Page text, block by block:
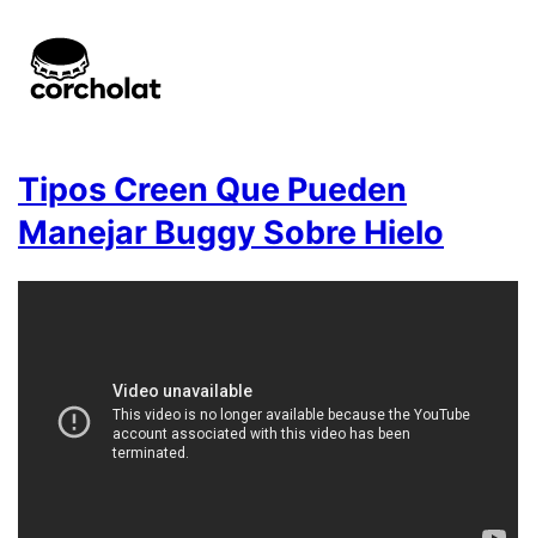
Tipos Creen Que Pueden
Manejar Buggy Sobre Hielo